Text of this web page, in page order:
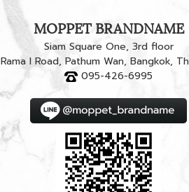
MOPPET BRANDNAME
Siam Square One, 3rd floor
Rama I Road, Pathum Wan, Bangkok,
095-426-6995